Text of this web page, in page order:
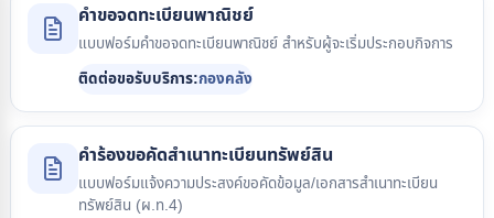
คำขอจดทะเบียนพาณิชย์
แบบฟอร์มคำขอจดทะเบียนพาณิชย์ สำหรับผู้จะเริ่มประกอบกิจการ
ติดต่อขอรับบริการ:กองคลัง
คำร้องขอคัดสำเนาทะเบียนทรัพย์สิน
แบบฟอร์มแจ้งความประสงค์ขอคัดข้อมูล/เอกสารสำเนาทะเบียน
ทรัพย์สิน (ผ.ท.4)